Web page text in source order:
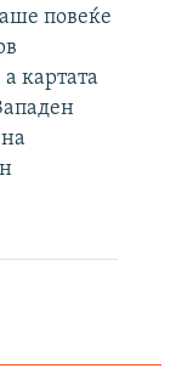
повеќе
картата